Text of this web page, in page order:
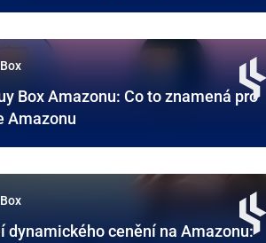
Box Amazonu: Co to znamená pro
Amazonu
dynamického cenění na Amazonu: